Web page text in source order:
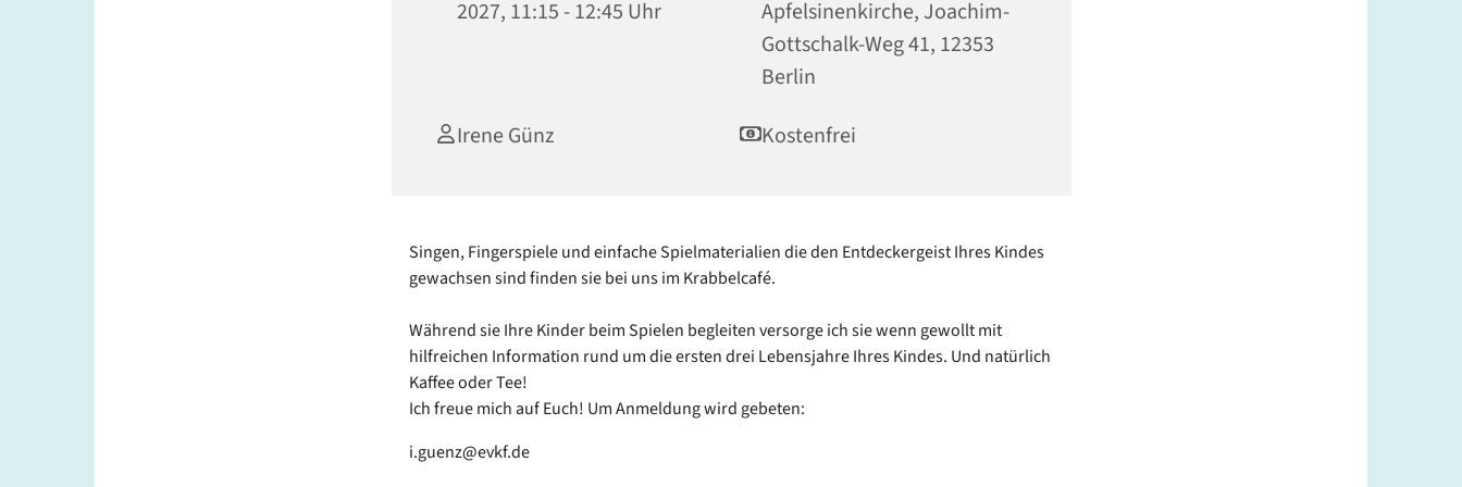
2027, 11:15 - 12:45 Uhr
Apfelsinenkirche, Joachim-
Gottschalk-Weg 41, 12353
Berlin
Irene Günz
Kostenfrei
Singen, Fingerspiele und einfache Spielmaterialien die den Entdeckergeist Ihres Kindes
gewachsen sind finden sie bei uns im Krabbelcafé.
Während sie Ihre Kinder beim Spielen begleiten versorge ich sie wenn gewollt mit
hilfreichen Information rund um die ersten drei Lebensjahre Ihres Kindes. Und natürlich
Kaffee oder Tee!
Ich freue mich auf Euch! Um Anmeldung wird gebeten:
i.guenz@evkf.de